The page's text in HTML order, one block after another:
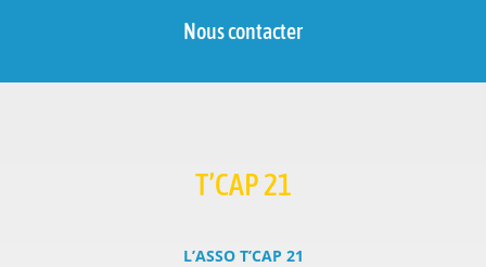
Nous contacter
T’CAP 21
L’ASSO T’CAP 21